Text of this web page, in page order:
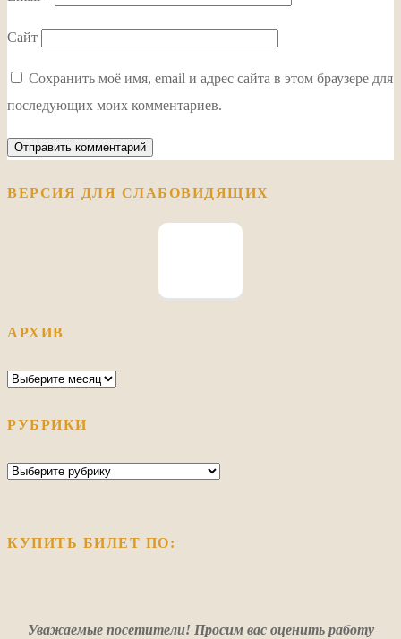
Сайт
Сохранить моё имя, email и адрес сайта в этом браузере для
последующих моих комментариев.
ВЕРСИЯ ДЛЯ СЛАБОВИДЯЩИХ
АРХИВ
Архив
РУБРИКИ
Рубрики
КУПИТЬ БИЛЕТ ПО:
Уважаемые посетители! Просим вас оценить работу